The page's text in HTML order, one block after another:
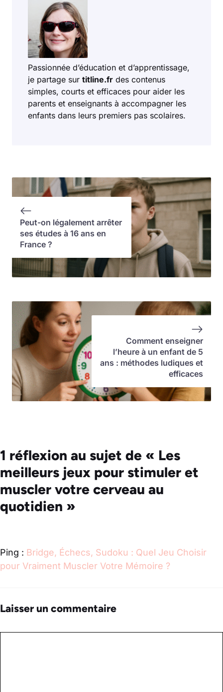
Passionnée d’éducation et d’apprentissage,
je partage sur titline.fr des contenus
simples, courts et efficaces pour aider les
parents et enseignants à accompagner les
enfants dans leurs premiers pas scolaires.
Peut-on légalement arrêter
ses études à 16 ans en
France ?
Comment enseigner
l’heure à un enfant de 5
ans : méthodes ludiques et
efficaces
1 réflexion au sujet de « Les
meilleurs jeux pour stimuler et
muscler votre cerveau au
quotidien »
Ping : Bridge, Échecs, Sudoku : Quel Jeu Choisir
pour Vraiment Muscler Votre Mémoire ?
Laisser un commentaire